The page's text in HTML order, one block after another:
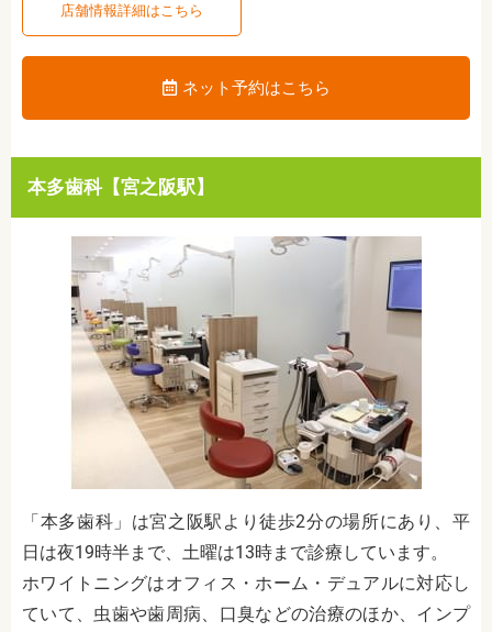
店舗情報詳細はこちら
ネット予約はこちら
本多歯科【宮之阪駅】
「本多歯科」は宮之阪駅より徒歩2分の場所にあり、平
日は夜19時半まで、土曜は13時まで診療しています。
ホワイトニングはオフィス・ホーム・デュアルに対応し
ていて、虫歯や歯周病、口臭などの治療のほか、インプ